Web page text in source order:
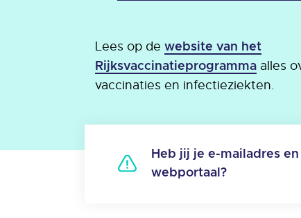
Lees op de website van het
Rijksvaccinatieprogramma alles
vaccinaties en infectieziekten.
Heb jij je e-mailadres
webportaal?